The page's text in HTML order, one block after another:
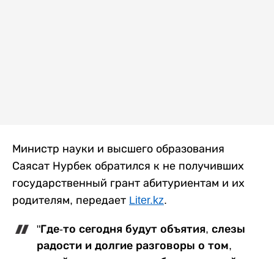
Министр науки и высшего образования
Саясат Нурбек обратился к не получивших
государственный грант абитуриентам и их
родителям, передает Liter.kz.
"Где-то сегодня будут объятия, слезы
радости и долгие разговоры о том,